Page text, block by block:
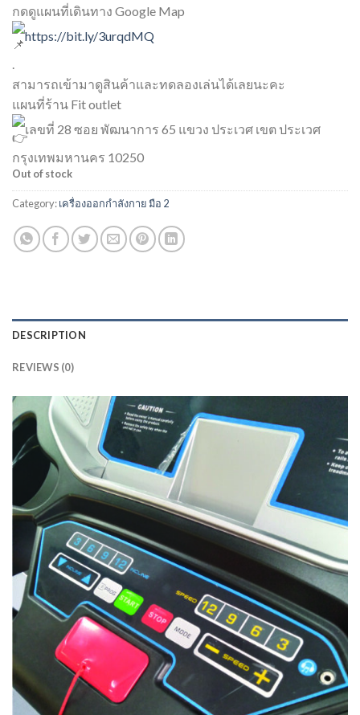
กดดูแผนที่เดินทาง Google Map
https://bit.ly/3urqdMQ
.
สามารถเข้ามาดูสินค้าและทดลองเล่นได้เลยนะคะ
แผนที่ร้าน Fit outlet
เลขที่ 28 ซอย พัฒนาการ 65 แขวง ประเวศ เขต ประเวศ
กรุงเทพมหานคร 10250
Out of stock
Category:เครื่องออกกำลังกาย มือ 2
DESCRIPTION
REVIEWS (0)